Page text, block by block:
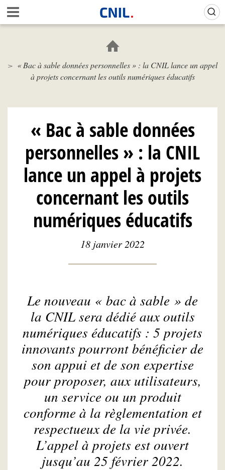
Aller
au
contenu
c
i
l
N
L
« Bac à sable données personnelles » : la CNIL lance un appel
à projets concernant les outils numériques éducatifs
« Bac à sable données
personnelles » : la CNIL
lance un appel à projets
concernant les outils
numériques éducatifs
18 janvier 2022
Le nouveau « bac à sable » de
la CNIL sera dédié aux outils
numériques éducatifs : 5 projets
innovants pourront bénéficier de
son appui et de son expertise
pour proposer, aux utilisateurs,
un service ou un produit
conforme à la règlementation et
respectueux de la vie privée.
L’appel à projets est ouvert
jusqu’au 25 février 2022.
Gestion de vos préférences sur les cookies (témoins de connexion)